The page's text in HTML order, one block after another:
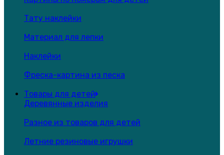
Тату наклейки
Материал для лепки
Наклейки
Фреска-картина из песка
Товары для детей
Деревянные изделия
Разное из товаров для детей
Летние резиновые игрушки